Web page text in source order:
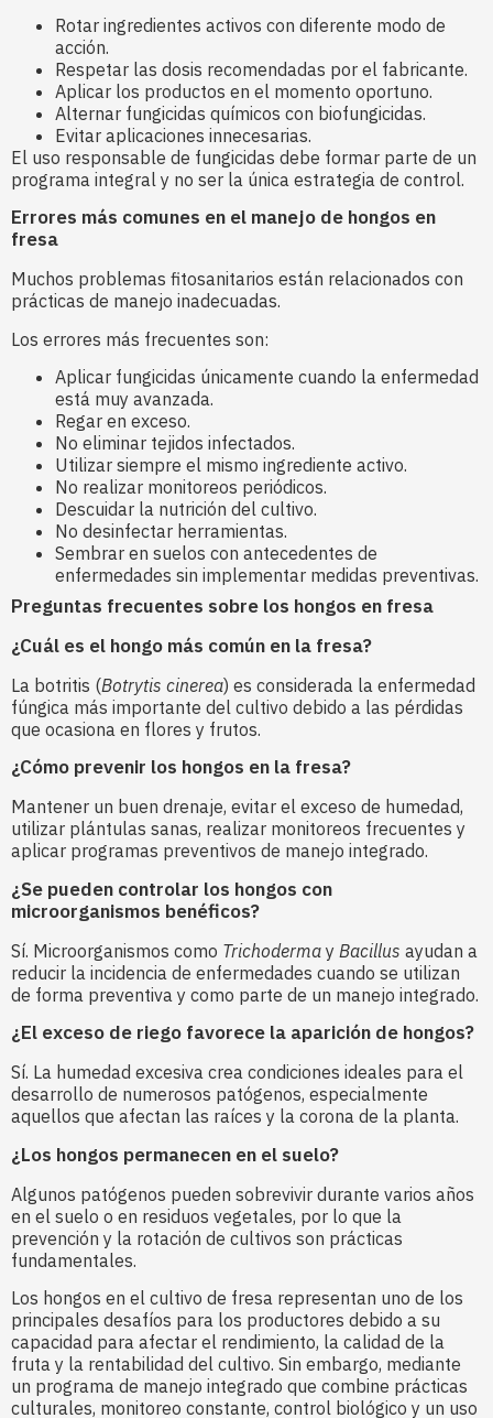
Rotar ingredientes activos con diferente modo de
acción.
Respetar las dosis recomendadas por el fabricante.
Aplicar los productos en el momento oportuno.
Alternar fungicidas químicos con biofungicidas.
Evitar aplicaciones innecesarias.
El uso responsable de fungicidas debe formar parte de un
programa integral y no ser la única estrategia de control.
Errores más comunes en el manejo de hongos en
fresa
Muchos problemas fitosanitarios están relacionados con
prácticas de manejo inadecuadas.
Los errores más frecuentes son:
Aplicar fungicidas únicamente cuando la enfermedad
está muy avanzada.
Regar en exceso.
No eliminar tejidos infectados.
Utilizar siempre el mismo ingrediente activo.
No realizar monitoreos periódicos.
Descuidar la nutrición del cultivo.
No desinfectar herramientas.
Sembrar en suelos con antecedentes de
enfermedades sin implementar medidas preventivas.
Preguntas frecuentes sobre los hongos en fresa
¿Cuál es el hongo más común en la fresa?
La botritis (Botrytis cinerea) es considerada la enfermedad
fúngica más importante del cultivo debido a las pérdidas
que ocasiona en flores y frutos.
¿Cómo prevenir los hongos en la fresa?
Mantener un buen drenaje, evitar el exceso de humedad,
utilizar plántulas sanas, realizar monitoreos frecuentes y
aplicar programas preventivos de manejo integrado.
¿Se pueden controlar los hongos con
microorganismos benéficos?
Sí. Microorganismos como Trichoderma y Bacillus ayudan a
reducir la incidencia de enfermedades cuando se utilizan
de forma preventiva y como parte de un manejo integrado.
¿El exceso de riego favorece la aparición de hongos?
Sí. La humedad excesiva crea condiciones ideales para el
desarrollo de numerosos patógenos, especialmente
aquellos que afectan las raíces y la corona de la planta.
¿Los hongos permanecen en el suelo?
Algunos patógenos pueden sobrevivir durante varios años
en el suelo o en residuos vegetales, por lo que la
prevención y la rotación de cultivos son prácticas
fundamentales.
Los hongos en el cultivo de fresa representan uno de los
principales desafíos para los productores debido a su
capacidad para afectar el rendimiento, la calidad de la
fruta y la rentabilidad del cultivo. Sin embargo, mediante
un programa de manejo integrado que combine prácticas
culturales, monitoreo constante, control biológico y un uso